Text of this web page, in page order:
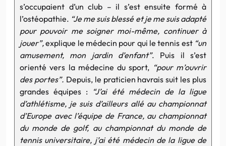
s’occupaient d’un club – il s’est ensuite formé à
l’ostéopathie. “Je me suis blessé et je me suis adapté
pour pouvoir me soigner moi-même, continuer à
jouer”,explique le médecin pour qui le tennis est “un
amusement, mon jardin d’enfant”. Puis il s’est
orienté vers la médecine du sport, “pour m’ouvrir
des portes”. Depuis, le praticien havrais suit les plus
grandes équipes :
“J’ai été médecin de la ligue
d’athlétisme, je suis d’ailleurs allé au championnat
d’Europe avec l’équipe de France, au championnat
du monde de golf, au championnat du monde de
tennis universitaire, j’ai été médecin de la ligue de